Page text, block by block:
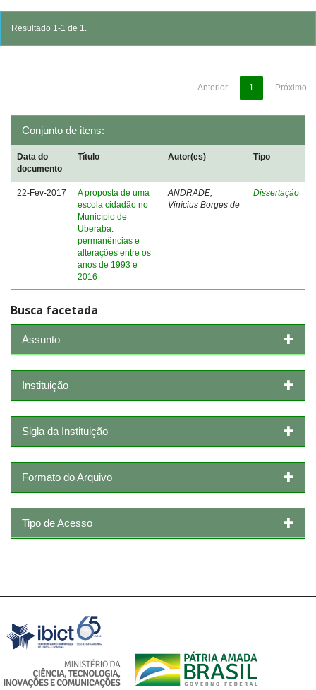
Resultado 1-1 de 1.
Anterior 1 Próximo
Conjunto de itens:
Data do
documento
Título Autor(es) Tipo
22-Fev-2017
A proposta de uma
escola cidadão no
Município de
Uberaba:
permanências e
alterações entre os
anos de 1993 e
2016
ANDRADE,
Vinícius Borges de
Dissertação
Busca facetada
Assunto
Instituição
Sigla da Instituição
Formato do Arquivo
Tipo de Acesso